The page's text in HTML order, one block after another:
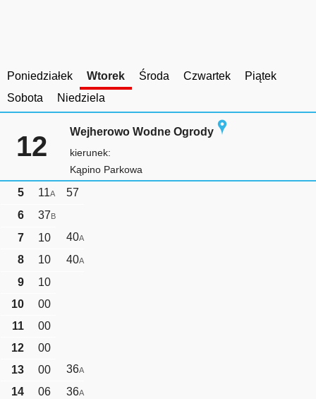
Poniedziałek Wtorek Środa Czwartek
Piątek
Sobota
Niedziela
12 Wejherowo Wodne Ogrody
kierunek:
Kąpino Parkowa
5 11A
57
6
37B
7 10 40A
8 10 40A
9
10
10
00
11
00
12
00
13
00 36A
14 06 36A